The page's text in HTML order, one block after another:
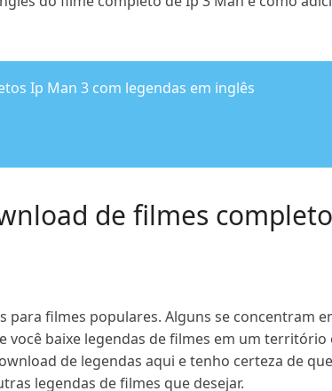
Ip Man 3 com legendas em inglês
de filmes
filmes populares. Alguns se concentram
baixe legendas de filmes em um território
de legendas aqui e tenho certeza de
legendas de filmes que desejar.